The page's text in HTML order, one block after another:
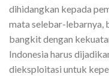
dihidangkan kepada
mata selebar-lebarnya,
bangkit dengan
Indonesia harus
dieksploitasi untuk